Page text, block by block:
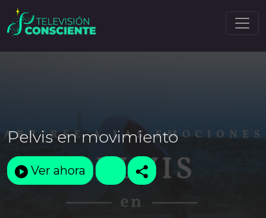
Pelvis en movimiento
Ver ahora